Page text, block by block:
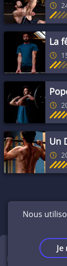
La
Un
Exercices
Nous